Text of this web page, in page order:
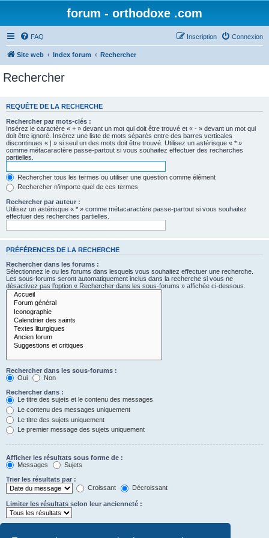
forum - orthodoxe .com
FAQ Connexion
Inscription
Site web Index forum Rechercher
Rechercher
REQUÊTE DE LA RECHERCHE
Rechercher par mots-clés :
Insérez le caractère « + » devant un mot qui doit être trouvé et « - » devant un mot qui
doit être ignoré. Insérez une liste de mots séparés entre des barres verticales
discontinues « | » si seul un des mots doit être trouvé. Utilisez un astérisque « * »
comme métacaractère passe-partout si vous souhaitez effectuer des recherches
partielles.
Rechercher tous les termes ou utiliser une question comme élément
Rechercher n’importe quel de ces termes
Rechercher par auteur :
Utilisez un astérisque « * » comme métacaractère passe-partout si vous souhaitez
effectuer des recherches partielles.
PRÉFÉRENCES DE LA RECHERCHE
Rechercher dans les forums :
Sélectionnez le ou les forums dans lesquels vous souhaitez effectuer une recherche.
Les sous-forums seront automatiquement inclus dans la recherche si vous ne
désactivez pas l’option « Rechercher dans les sous-forums » affichée ci-dessous.
Rechercher dans les sous-forums :
Oui
Non
Rechercher dans :
Le titre des sujets et le contenu des messages
Le contenu des messages uniquement
Le titre des sujets uniquement
Le premier message des sujets uniquement
Afficher les résultats sous forme de :
Messages
Sujets
Trier les résultats par :
Croissant
Décroissant
Limiter les résultats selon leur ancienneté :